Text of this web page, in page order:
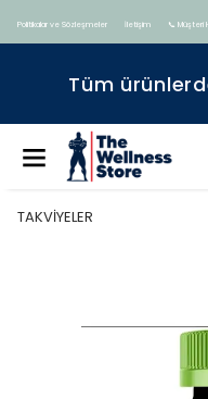
Politikalar ve Sözleşmeler İletişim 📞 Müşteri
Tüm
TAKVİYELER